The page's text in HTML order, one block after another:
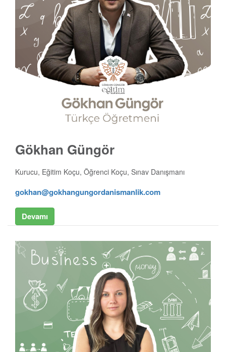
Gökhan Güngör
Kurucu, Eğitim Koçu, Öğrenci Koçu, Sınav Danışmanı
gokhan@gokhangungordanismanlik.com
Devamı